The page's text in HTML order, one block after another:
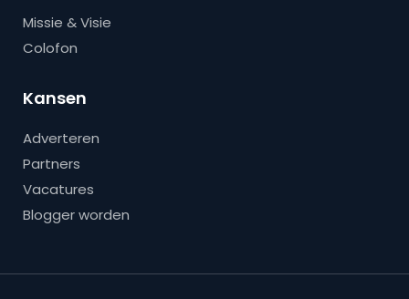
Missie & Visie
Colofon
Kansen
Adverteren
Partners
Vacatures
Blogger worden